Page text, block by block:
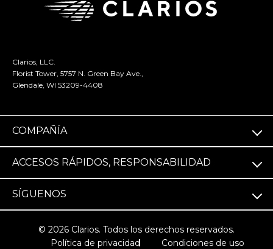
Clarios, LLC.
Florist Tower, 5757 N. Green Bay Ave.,
Glendale, WI 53209-4408
COMPAÑÍA
ACCESOS RÁPIDOS, RESPONSABILIDAD
SÍGUENOS
© 2026 Clarios. Todos los derechos reservados.
Política de privacidad
Condiciones de uso